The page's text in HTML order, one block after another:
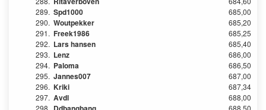
289. Spd1000
685,00
290. Woutpekker
685,20
291. Freek1986
685,25
292. Lars hansen
685,40
293. Lenz
686,00
294. Paloma
686,50
295. Jannes007
687,00
296. Kriki
687,34
297. Avdl
688,00
298.
688,50